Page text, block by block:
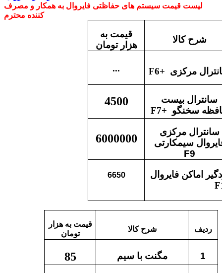
لیست قیمت سیستم های حفاظتی فایروال به همکار و مصرف
کننده محترم
شرح کالا
قیمت به
هزار تومان
مرکزی F6+
...
سانترال بیست
سخنگو F7+
4500
سانترال مرکزی
سیمکارتی
F9
6000000
اماکن فایروال
6650
ردیف شرح کالا
قیمت به هزار
تومان
1 مگنت با سیم 85